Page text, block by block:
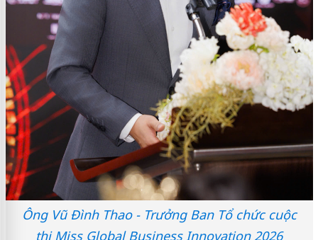
Ông Vũ Đình Thao - Trưởng Ban Tổ chức cuộc
thi Miss Global Business Innovation 2026